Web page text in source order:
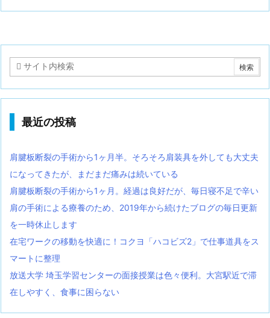
最近の投稿
肩腱板断裂の手術から1ヶ月半。そろそろ肩装具を外しても大丈夫
になってきたが、まだまだ痛みは続いている
肩腱板断裂の手術から1ヶ月。経過は良好だが、毎日寝不足で辛い
肩の手術による療養のため、2019年から続けたブログの毎日更新
を一時休止します
在宅ワークの移動を快適に！コクヨ「ハコビズ2」で仕事道具をス
マートに整理
放送大学 埼玉学習センターの面接授業は色々便利。大宮駅近で滞
在しやすく、食事に困らない